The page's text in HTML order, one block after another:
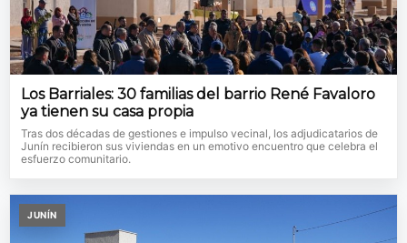
Los Barriales: 30 familias del barrio René Favaloro
ya tienen su casa propia
Tras dos décadas de gestiones e impulso vecinal, los adjudicatarios de
Junín recibieron sus viviendas en un emotivo encuentro que celebra el
esfuerzo comunitario.
JUNÍN